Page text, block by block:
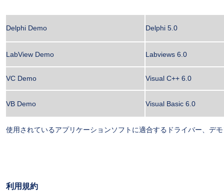
Delphi Demo Delphi 5.0
LabView Demo Labviews 6.0
VC Demo Visual C++ 6.0
VB Demo Visual Basic 6.0
使用されているアプリケーションソフトに適合するドライバー、デ
利用規約